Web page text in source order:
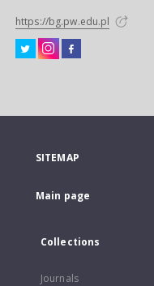
https://bg.pw.edu.pl
SITEMAP
Main page
Collections
Journals